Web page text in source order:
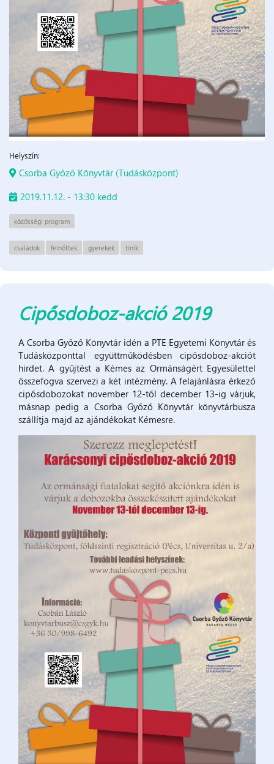
Helyszín:
Csorba Győző Könyvtár (Tudásközpont)
2019.11.12. - 13:30 kedd
közösségi program
családok felnőttek gyerekek tinik
Cipősdoboz-akció 2019
A Csorba Győző Könyvtár idén a PTE Egyetemi Könyvtár és
Tudásközponttal együttműködésben cipősdoboz-akciót
hirdet. A gyűjtést a Kémes az Ormánságért Egyesülettel
összefogva szervezi a két intézmény. A felajánlásra érkező
cipősdobozokat november 12-től december 13-ig várjuk,
másnap pedig a Csorba Győző Könyvtár könyvtárbusza
szállítja majd az ajándékokat Kémesre.